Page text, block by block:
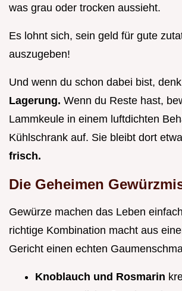
was grau oder trocken aussieht.
Es lohnt sich, sein geld für gute
auszugeben!
Und wenn du schon dabei bist,
Lagerung. Wenn du Reste hast,
Lammkeule in einem luftdichten
Kühlschrank auf. Sie bleibt dort etwa
frisch.
Die Geheimen
Gewürze machen das Leben
richtige Kombination macht aus
Gericht einen echten
Knoblauch und Rosmarin